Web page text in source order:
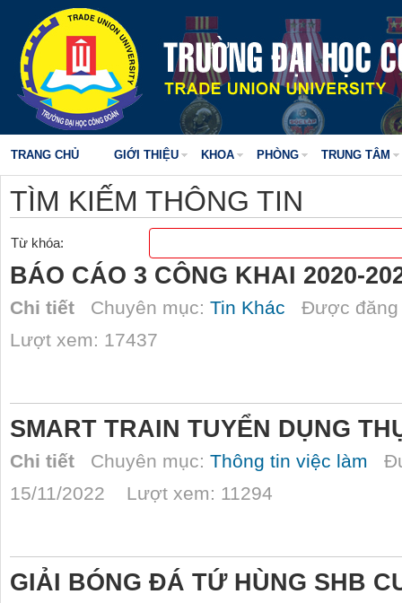
TRANG CHỦ GIỚI THIỆU KHOA PHÒNG TRUNG TÂM
TÌM KIẾM THÔNG TIN
Từ khóa:
BÁO CÁO 3 CÔNG KHAI 2020-
Chi tiết Chuyên mục: Tin Khác Được
Lượt xem: 17437
SMART TRAIN TUYỂN DỤNG
Chi tiết Chuyên mục: Thông tin việc làm
15/11/2022 Lượt xem: 11294
GIẢI BÓNG ĐÁ TỨ HÙNG SHB